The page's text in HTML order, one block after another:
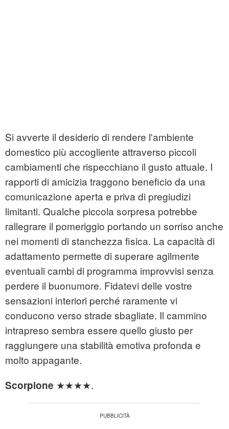
Si avverte il desiderio di rendere l'ambiente
domestico più accogliente attraverso piccoli
cambiamenti che rispecchiano il gusto attuale. I
rapporti di amicizia traggono beneficio da una
comunicazione aperta e priva di pregiudizi
limitanti. Qualche piccola sorpresa potrebbe
rallegrare il pomeriggio portando un sorriso anche
nei momenti di stanchezza fisica. La capacità di
adattamento permette di superare agilmente
eventuali cambi di programma improvvisi senza
perdere il buonumore. Fidatevi delle vostre
sensazioni interiori perché raramente vi
conducono verso strade sbagliate. Il cammino
intrapreso sembra essere quello giusto per
raggiungere una stabilità emotiva profonda e
molto appagante.
Scorpione ★★★★.